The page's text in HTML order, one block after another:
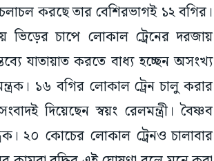
করছে তার বেশিরভাগই ১২ বগির।
ভিড়ের চাপে লোকাল ট্রেনের দরজায়
যাতায়াত করতে বাধ্য হচ্ছেন অসংখ্য
১৬ বগির লোকাল ট্রেন চালু করার
দিয়েছেন স্বয়ং রেলমন্ত্রী। বৈষ্ণব
২০ কোচের লোকাল ট্রেনও চালাবার